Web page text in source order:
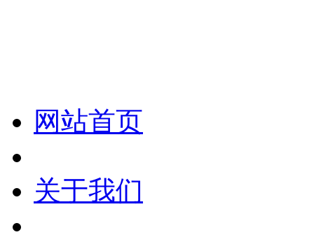
网站首页
关于我们